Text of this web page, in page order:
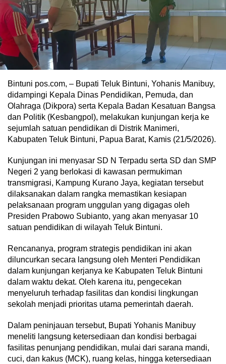
Bintuni pos.com, – Bupati Teluk Bintuni, Yohanis Manibuy,
didampingi Kepala Dinas Pendidikan, Pemuda, dan
Olahraga (Dikpora) serta Kepala Badan Kesatuan Bangsa
dan Politik (Kesbangpol), melakukan kunjungan kerja ke
sejumlah satuan pendidikan di Distrik Manimeri,
Kabupaten Teluk Bintuni, Papua Barat, Kamis (21/5/2026).
Kunjungan ini menyasar SD N Terpadu serta SD dan SMP
Negeri 2 yang berlokasi di kawasan permukiman
transmigrasi, Kampung Kurano Jaya, kegiatan tersebut
dilaksanakan dalam rangka memastikan kesiapan
pelaksanaan program unggulan yang digagas oleh
Presiden Prabowo Subianto, yang akan menyasar 10
satuan pendidikan di wilayah Teluk Bintuni.
Rencananya, program strategis pendidikan ini akan
diluncurkan secara langsung oleh Menteri Pendidikan
dalam kunjungan kerjanya ke Kabupaten Teluk Bintuni
dalam waktu dekat. Oleh karena itu, pengecekan
menyeluruh terhadap fasilitas dan kondisi lingkungan
sekolah menjadi prioritas utama pemerintah daerah.
Dalam peninjauan tersebut, Bupati Yohanis Manibuy
meneliti langsung ketersediaan dan kondisi berbagai
fasilitas penunjang pendidikan, mulai dari sarana mandi,
cuci, dan kakus (MCK), ruang kelas, hingga ketersediaan